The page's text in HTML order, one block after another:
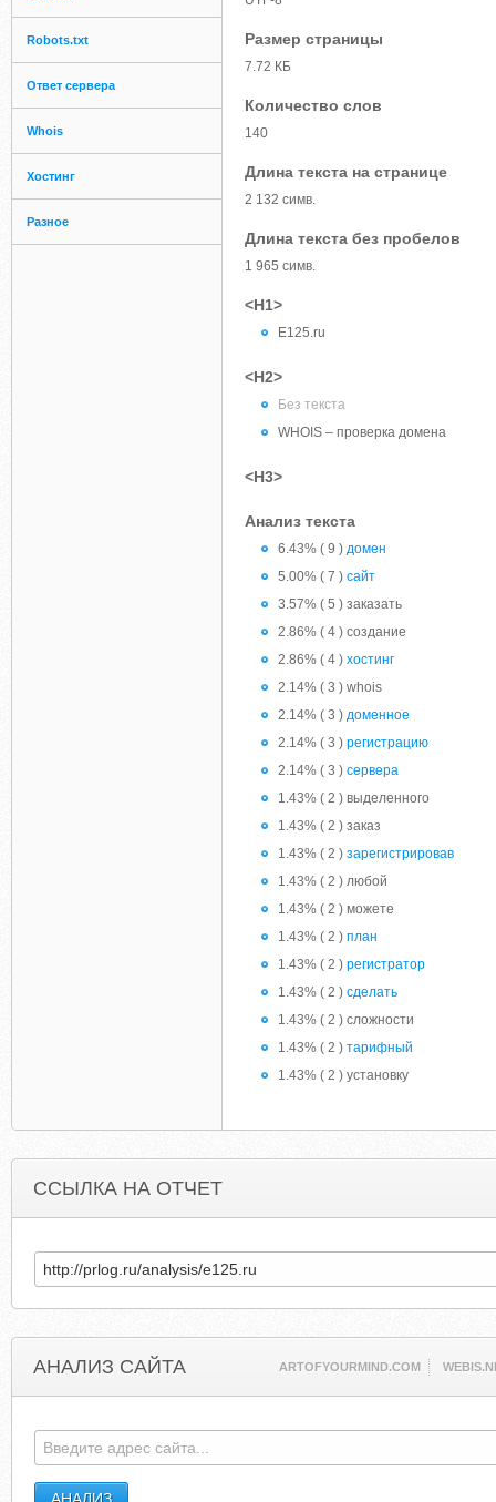
Robots.txt
Ответ сервера
Whois
Хостинг
Разное
Размер страницы
7.72 КБ
Количество слов
140
Длина текста на странице
2 132 симв.
Длина текста без пробелов
1 965 симв.
<H1>
E125.ru
<H2>
Без текста
WHOIS – проверка домена
<H3>
Анализ текста
6.43% ( 9 ) домен
5.00% ( 7 ) сайт
3.57% ( 5 ) заказать
2.86% ( 4 ) создание
2.86% ( 4 ) хостинг
2.14% ( 3 ) whois
2.14% ( 3 ) доменное
2.14% ( 3 ) регистрацию
2.14% ( 3 ) сервера
1.43% ( 2 ) выделенного
1.43% ( 2 ) заказ
1.43% ( 2 ) зарегистрировав
1.43% ( 2 ) любой
1.43% ( 2 ) можете
1.43% ( 2 ) план
1.43% ( 2 ) регистратор
1.43% ( 2 ) сделать
1.43% ( 2 ) сложности
1.43% ( 2 ) тарифный
1.43% ( 2 ) установку
ССЫЛКА НА ОТЧЕТ
АНАЛИЗ САЙТА ARTOFYOURMIND.COM